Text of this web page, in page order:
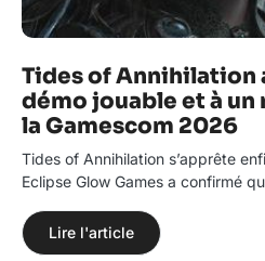
Tides of Annihilation
démo jouable et à un
la Gamescom 2026
Tides of Annihilation s’apprête
Eclipse Glow Games a confirmé
Lire l'article